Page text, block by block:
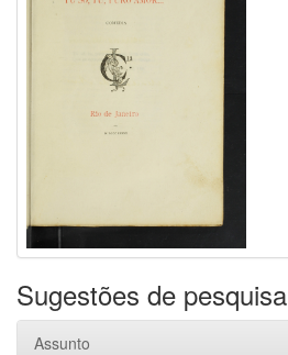
Sugestões de pesquisa
Assunto